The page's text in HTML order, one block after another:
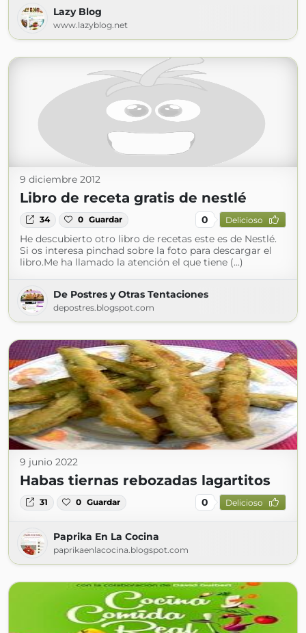
Lazy Blog
www.lazyblog.net
9 diciembre 2012
Libro de receta gratis de nestlé
34 0 Guardar 0 Delicioso
He descubierto otro libro de recetas este es de Nestlé.
Si os interesa pinchad sobre la foto para descargar el
libro.Me ha llamado la atención el que tiene (...)
De Postres y Otras Tentaciones
depostres.blogspot.com
9 junio 2022
Habas tiernas rebozadas lagartitos
31 0 Guardar 0 Delicioso
Paprika En La Cocina
paprikaenlacocina.blogspot.com